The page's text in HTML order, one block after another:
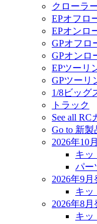
クローラ
EPオフロ
EPオンロ
GPオフロ
GPオンロ
EPツーリ
GPツーリ
1/8ビッグ
トラック
See all RC
Go to 新製
2026年10
キッ
パー
2026年9月
キッ
2026年8月
キッ